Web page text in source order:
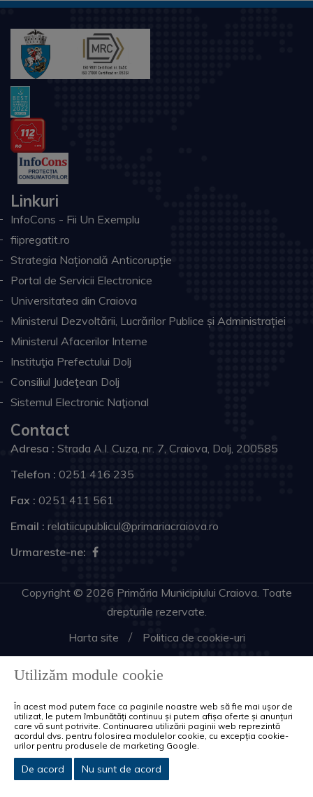
Linkuri
InfoCons - Fii Un Exemplu
fiipregatit.ro
Strategia Națională Anticorupție
Portal de Servicii Electronice
Universitatea din Craiova
Ministerul Dezvoltării, Lucrărilor Publice și Administrației
Ministerul Afacerilor Interne
Instituţia Prefectului Dolj
Consiliul Judeţean Dolj
Sistemul Electronic Naţional
Contact
Adresa : Strada A.I. Cuza, nr. 7, Craiova, Dolj, 200585
Telefon : 0251 416 235
Fax : 0251 411 561
Email : relatiicupublicul@primariacraiova.ro
Urmareste-ne:
Copyright © 2026 Primăria Municipiului Craiova. Toate
drepturile rezervate.
Harta site
Politica de cookie-uri
Utilizăm module cookie
În acest mod putem face ca paginile noastre web să fie mai ușor de
utilizat, le putem îmbunătăți continuu și putem afișa oferte și anunțuri
care vă sunt potrivite. Continuarea utilizării paginii web reprezintă
acordul dvs. pentru folosirea modulelor cookie, cu excepția cookie-
urilor pentru produsele de marketing Google.
De acord Nu sunt de acord